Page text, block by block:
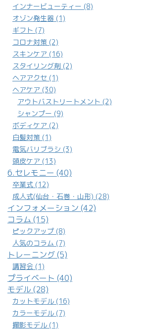
インナービューティー (8)
オゾン発生器 (1)
ギフト (7)
コロナ対策 (2)
スキンケア (16)
スタイリング剤 (2)
ヘアアクセ (1)
ヘアケア (30)
アウトバストリートメント (2)
シャンプー (9)
ボディケア (2)
白髪対策 (1)
電気バリブラシ (3)
頭皮ケア (13)
6.セレモニー (40)
卒業式 (12)
成人式(仙台・石巻・山形) (28)
インフォメーション (42)
コラム (15)
ピックアップ (8)
人気のコラム (7)
トレーニング (5)
講習会 (1)
プライベート (40)
モデル (28)
カットモデル (16)
カラーモデル (7)
撮影モデル (1)